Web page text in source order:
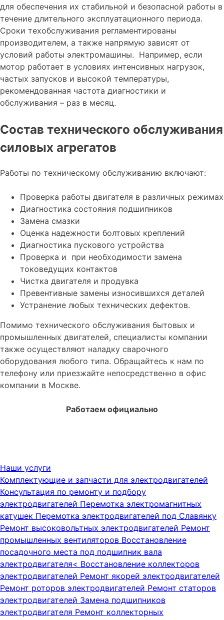
для обеспечения их стабильной и безопасной работы в
течение длительного эксплуатационного периода.
Сроки техобслуживания регламентированы
производителем, а также напрямую зависят от
условий работы электромашины. Например, если
мотор работает в условиях интенсивных нагрузок,
частых запусков и высокой температуры,
рекомендованная частота диагностики и
обслуживания – раз в месяц.
Состав технического обслуживания
силовых агрегатов
Работы по техническому обслуживанию включают:
Проверка работы двигателя в различных режимах
Диагностика состояния подшипников
Замена смазки
Оценка надежности болтовых креплений
Диагностика пускового устройства
Проверка и при необходимости замена
токоведущих контактов
Чистка двигателя и продувка
Превентивные замены износившихся деталей
Устранение любых технических дефектов.
Помимо технического обслуживания бытовых и
промышленных двигателей, специалисты компании
также осуществляют наладку сварочного
оборудования любого типа. Обращайтесь к нам по
телефону или приезжайте непосредственно в офис
компании в Москве.
Работаем официально
Наши услуги
Комплектующие и запчасти для электродвигателей
Консультация по ремонту и подбору
электродвигателей Перемотка электромагнитных
катушек Перемотка электродвигателей под Славянку
Ремонт высоковольтных электродвигателей Ремонт
промышленных вентиляторов Восстановление
посадочного места под подшипник вала
электродвигателя< Восстановление коллекторов
электродвигателей Ремонт якорей электродвигателей
Ремонт роторов электродвигателей Ремонт статоров
электродвигателей Замена подшипников
электродвигателя Ремонт коллекторных